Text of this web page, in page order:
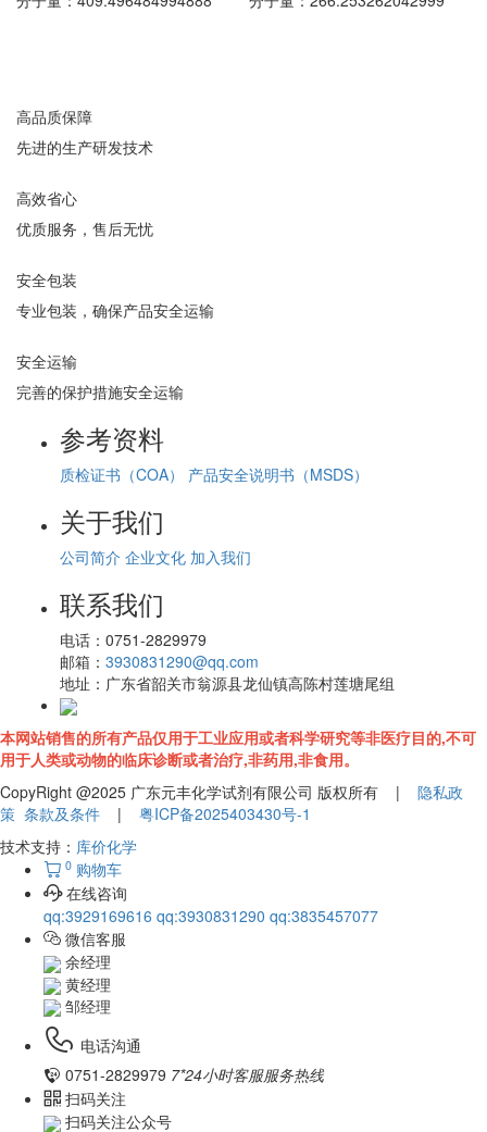
高品质保障
先进的生产研发技术
高效省心
优质服务，售后无忧
安全包装
专业包装，确保产品安全运输
安全运输
完善的保护措施安全运输
参考资料
质检证书（COA） 产品安全说明书（MSDS）
关于我们
公司简介 企业文化 加入我们
联系我们
电话： 0751-2829979
邮箱： 3930831290@qq.com
地址： 广东省韶关市翁源县龙仙镇高陈村莲塘尾组
本网站销售的所有产品仅用于工业应用或者科学研究等非医疗目的,不可
用于人类或动物的临床诊断或者治疗,非药用,非食用。
CopyRight @2025 广东元丰化学试剂有限公司 版权所有 | 隐私政
策 条款及条件 | 粤ICP备2025403430号-1
技术支持： 库价化学
0 购物车
在线咨询
qq:3929169616 qq:3930831290 qq:3835457077
微信客服
余经理
黄经理
邹经理
电话沟通
0751-2829979 7*24小时客服服务热线
扫码关注
扫码关注公众号